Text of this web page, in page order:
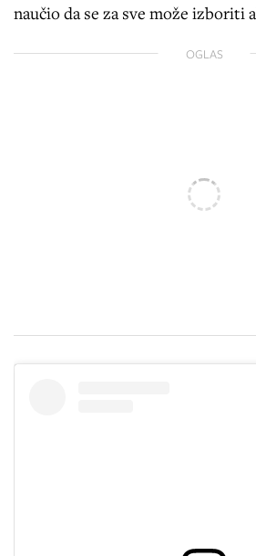
naučio da se za sve može izboriti
OGLAS